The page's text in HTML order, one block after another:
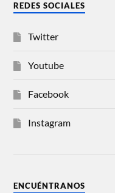
REDES SOCIALES
Twitter
Youtube
Facebook
Instagram
ENCUÉNTRANOS